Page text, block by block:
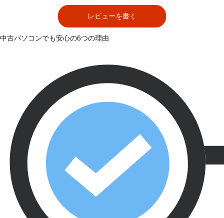
レビューを書く
中古パソコンでも安心の6つの理由